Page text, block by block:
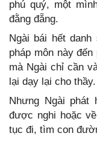
phú quý, một
đằng đẵng.
Ngài bái hết
pháp môn này
mà Ngài chỉ cần
lại dạy lại cho thầy.
Nhưng Ngài phát
được nghi hoặc
tục đi, tìm con